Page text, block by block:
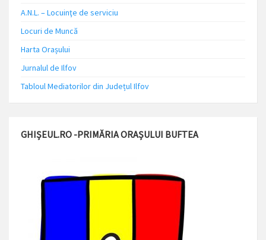
A.N.L. – Locuinţe de serviciu
Locuri de Muncă
Harta Orașului
Jurnalul de Ilfov
Tabloul Mediatorilor din Județul Ilfov
GHIȘEUL.RO -PRIMĂRIA ORAȘULUI BUFTEA